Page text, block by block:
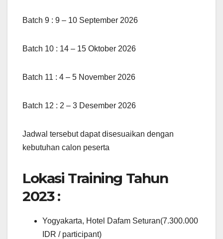
Batch 9 : 9 – 10 September 2026
Batch 10 : 14 – 15 Oktober 2026
Batch 11 : 4 – 5 November 2026
Batch 12 : 2 – 3 Desember 2026
Jadwal tersebut dapat disesuaikan dengan
kebutuhan calon peserta
Lokasi Training Tahun
2023 :
Yogyakarta, Hotel Dafam Seturan(7.300.000
IDR / participant)